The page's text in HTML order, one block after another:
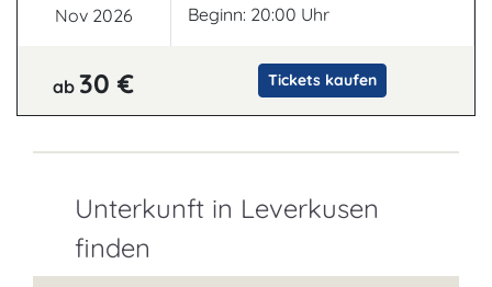
Nov 2026
Beginn: 20:00 Uhr
ab 30 € Tickets kaufen
Unterkunft in Leverkusen
finden